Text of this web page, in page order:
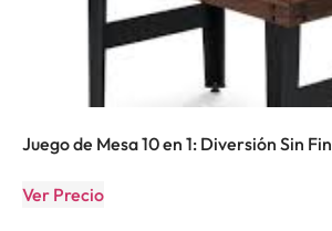
Juego de Mesa 10 en 1: Diversión Sin Fin
Ver Precio